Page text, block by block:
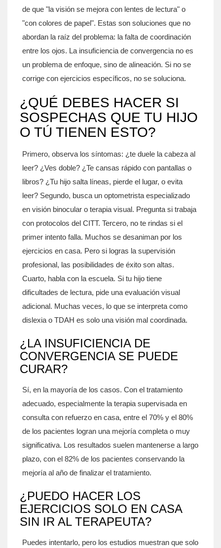
de que "la visión se mejora con lentes de lectura" o
"con colores de papel". Estas son soluciones que no
abordan la raíz del problema: la falta de coordinación
entre los ojos. La insuficiencia de convergencia no es
un problema de enfoque, sino de alineación. Si no se
corrige con ejercicios específicos, no se soluciona.
¿QUÉ DEBES HACER SI
SOSPECHAS QUE TU HIJO
O TÚ TIENEN ESTO?
Primero, observa los síntomas: ¿te duele la cabeza al
leer? ¿Ves doble? ¿Te cansas rápido con pantallas o
libros? ¿Tu hijo salta líneas, pierde el lugar, o evita
leer? Segundo, busca un optometrista especializado
en visión binocular o terapia visual. Pregunta si trabaja
con protocolos del CITT. Tercero, no te rindas si el
primer intento falla. Muchos se desaniman por los
ejercicios en casa. Pero si logras la supervisión
profesional, las posibilidades de éxito son altas.
Cuarto, habla con la escuela. Si tu hijo tiene
dificultades de lectura, pide una evaluación visual
adicional. Muchas veces, lo que se interpreta como
dislexia o TDAH es solo una visión mal coordinada.
¿LA INSUFICIENCIA DE
CONVERGENCIA SE PUEDE
CURAR?
Sí, en la mayoría de los casos. Con el tratamiento
adecuado, especialmente la terapia supervisada en
consulta con refuerzo en casa, entre el 70% y el 80%
de los pacientes logran una mejoría completa o muy
significativa. Los resultados suelen mantenerse a largo
plazo, con el 82% de los pacientes conservando la
mejoría al año de finalizar el tratamiento.
¿PUEDO HACER LOS
EJERCICIOS SOLO EN CASA
SIN IR AL TERAPEUTA?
Puedes intentarlo, pero los estudios muestran que solo